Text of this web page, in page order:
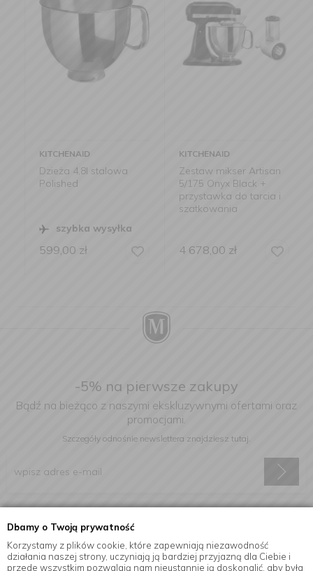
Dbamy o Twoją prywatność
Korzystamy z plików cookie, które zapewniają niezawodność
działania naszej strony, uczyniają ją bardziej przyjazną dla Ciebie i
przede wszystkim pozwalają nam nieustannie ją doskonalić, aby była
KITCHENAID
Dzieża 4,8l stalowa
Polished
szybka wysyłka
599,00zł
KITCHENAID
Zestaw mikser Artisan
5/175 Onyx Black +
przystawka do tarcia i
szatkowania
4 678,00zł
-5% na pierwsze zakupy
Bądź na bieżąco z naszymi ekskluzywnymi ofertami oraz
promocjami.
Szczegóły odnośnie newslettera znajdziesz tutaj.
elektroniczną na podany adres e-mail.